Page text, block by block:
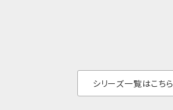
シリーズ一覧はこちら